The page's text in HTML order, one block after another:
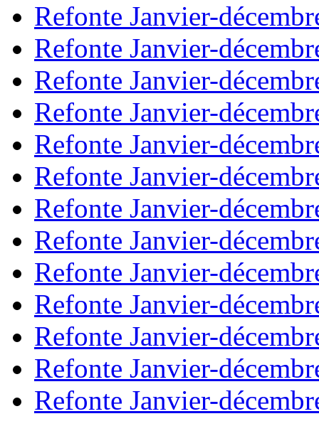
Refonte Janvier-
Refonte Janvier-
Refonte Janvier-
Refonte Janvier-
Refonte Janvier-
Refonte Janvier-
Refonte Janvier-
Refonte Janvier-
Refonte Janvier-
Refonte Janvier-
Refonte Janvier-
Refonte Janvier-
Refonte Janvier-